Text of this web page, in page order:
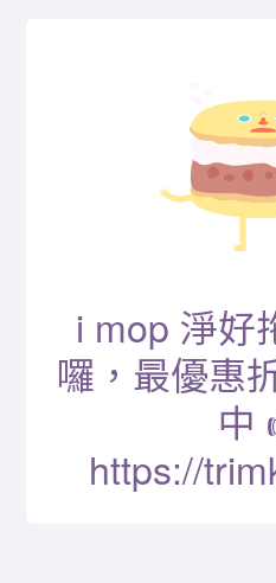
i mop 淨好
囉，最優惠
中
https://